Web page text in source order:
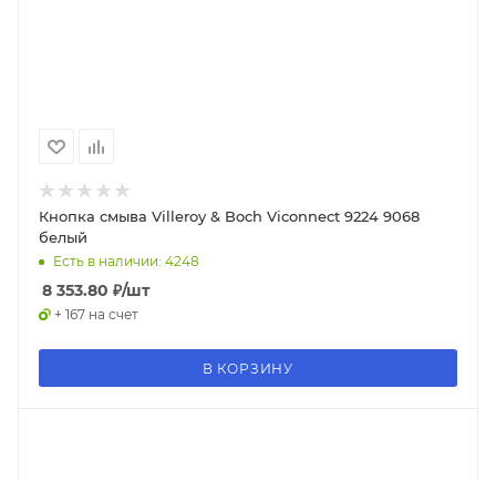
Кнопка смыва Villeroy & Boch Viconnect 9224 9068
белый
Есть в наличии: 4248
8 353.80 ₽/шт
+ 167 на счет
В КОРЗИНУ